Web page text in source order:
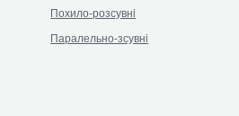
Похило-розсувні
Паралельно-зсувні